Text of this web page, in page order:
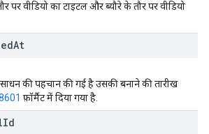
पर वीडियो का टाइटल और ब्यौरे के तौर पर वीडियो
At
की पहचान की गई है उसकी बनाने की तारीख
फ़ॉर्मैट में दिया गया है.
Id